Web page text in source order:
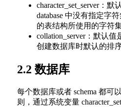
character_set_server：默
database 中没有指定字
的表结构所使用的字符集
collation_server：默认
创建数据库时默认的排序
2.2 数据库
每个数据库或者 schema 都可
则，通过系统变量